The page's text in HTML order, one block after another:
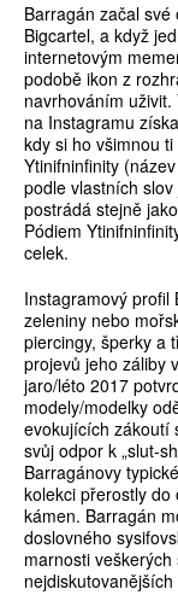
Barragán začal
Bigcartel, a když
internetovým
podobě ikon z
navrhováním
na Instagramu
kdy si ho všimnou
Ytinifninfinity
podle vlastních
postrádá stejně
Pódiem
celek.
Instagramový profil
zeleniny nebo
piercingy, šperky a
projevů jeho záliby
jaro/léto 2017
modely/modelky
evokujících zákoutí
svůj odpor k „slut-
Barragánovy
kolekci přerostly
kámen. Barragán
doslovného
marnosti